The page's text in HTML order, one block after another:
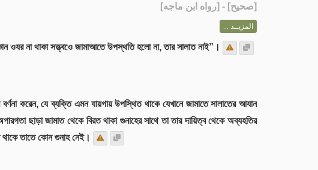
[صحيح] - [رواه ابن ماجه]
المزيــد ...
ওযর না থাকা সত্ত্বওে জামাআতে উপস্থতি হলো না, তার সালাত নাই”।
করেন, যে ব্যক্তি এমন যায়গায় উপস্থিত থাকে যেখানে জামাতে সালাতের আযান
ছাড়া জামাত থেকে বিরত থাকা গুনাহের সাথে তা তার দায়িত্ব থেকে অব্যহতির
তাতে কোন গুনাহ নেই।